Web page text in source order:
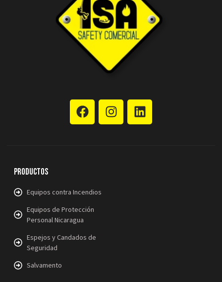
Productos
Equipos contra Incendios
Equipos de Protección
Personal Nicaragua
Espejos y Candados de
Seguridad
Salvamento